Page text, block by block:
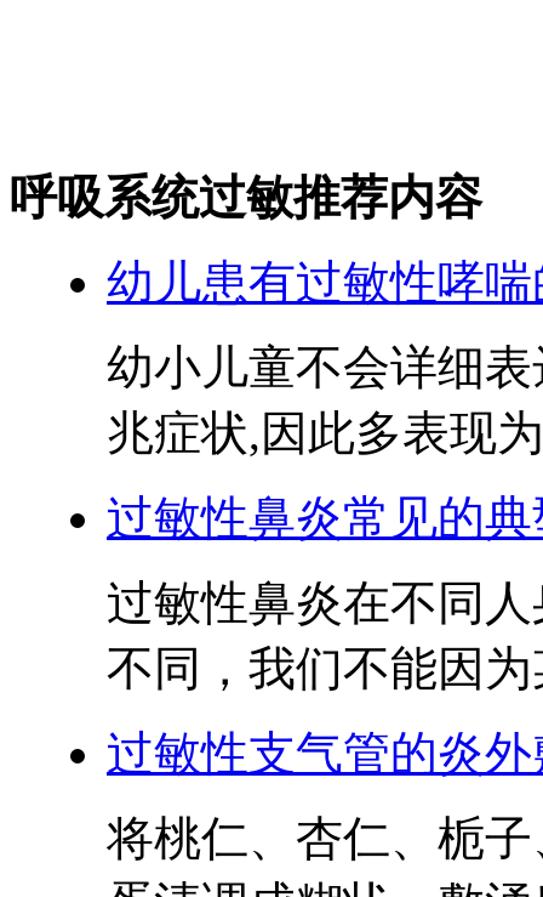
呼吸系统过敏推荐内容
幼儿患有过敏性哮
幼小儿童不会详细
兆症状,因此多表现
过敏性鼻炎常见的
过敏性鼻炎在不同
不同，我们不能因
过敏性支气管的炎
将桃仁、杏仁、栀